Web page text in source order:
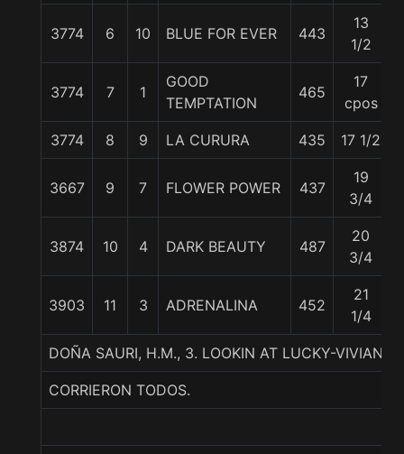
3774 6 10 BLUE FOR EVER 443
13
1/2
3774 7 1
GOOD
TEMPTATION
465
17
cpos
3774 8 9 LA CURURA 435 17 1/2
3667 9 7 FLOWER POWER 437
19
3/4
3874 10 4 DARK BEAUTY 487
20
3/4
3903 11 3 ADRENALINA 452
21
1/4
DOÑA SAURI, H.M., 3. LOOKIN AT LUCKY-VIVIANA
CORRIERON TODOS.